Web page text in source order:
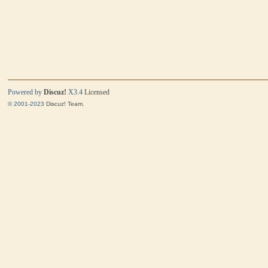
Powered byDiscuz! X3.4 Licensed
© 2001-2023Discuz! Team